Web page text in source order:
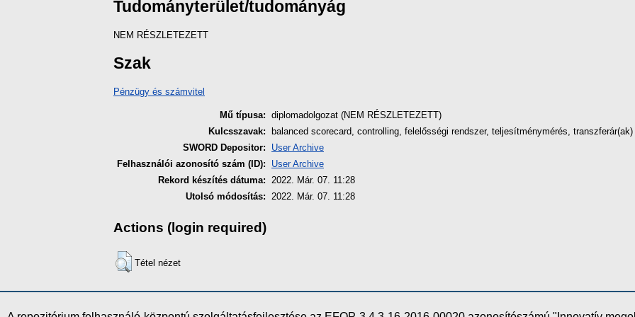
Tudományterület/tudományág
NEM RÉSZLETEZETT
Szak
Pénzügy és számvitel
Mű típusa: diplomadolgozat (NEM RÉSZLETEZETT)
Kulcsszavak: balanced scorecard, controlling, felelősségi rendszer, teljesítménymérés, transzferár(ak)
SWORD Depositor:
User Archive
Felhasználói azonosító szám (ID):
User Archive
Rekord készítés dátuma:
2022. Már. 07. 11:28
Utolsó módosítás:
2022. Már. 07. 11:28
Actions (login required)
Tétel nézet